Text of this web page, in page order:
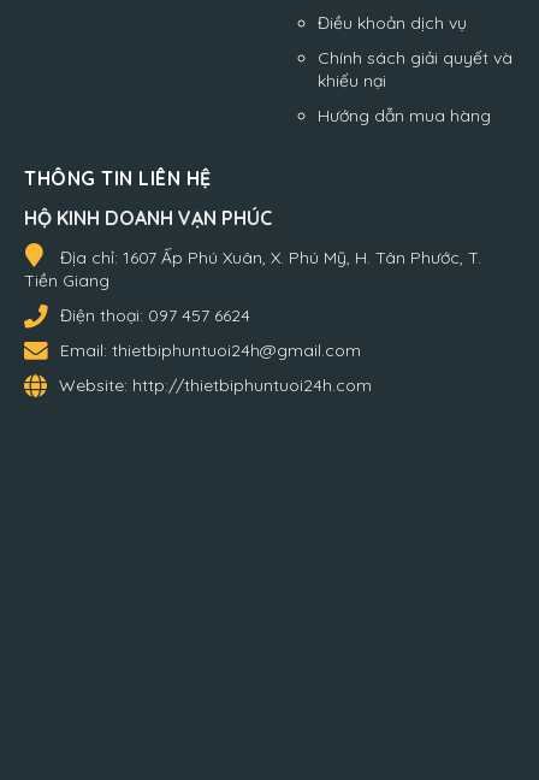
Điều khoản dịch vụ
Chính sách giải quyết và
khiếu nại
Hướng dẫn mua hàng
THÔNG TIN LIÊN HỆ
HỘ KINH DOANH VẠN PHÚC
Địa chỉ: 1607 Ấp Phú Xuân, X. Phú Mỹ, H. Tân Phước, T.
Tiền Giang
Điện thoại: 097 457 6624
Email: thietbiphuntuoi24h@gmail.com
Website: http://thietbiphuntuoi24h.com